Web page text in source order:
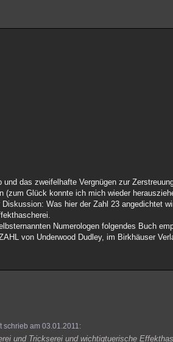
und das zweifelhafte Vergnügen zur
(zum Glück konnte ich mich wieder
Was hier der Zahl 23 angedichtet
Numerologen folgendes Buch
von Underwood Dudley, im Birkhäuser
schrieb am 03.01.2011:
und Trickserei und wichtigtuerische